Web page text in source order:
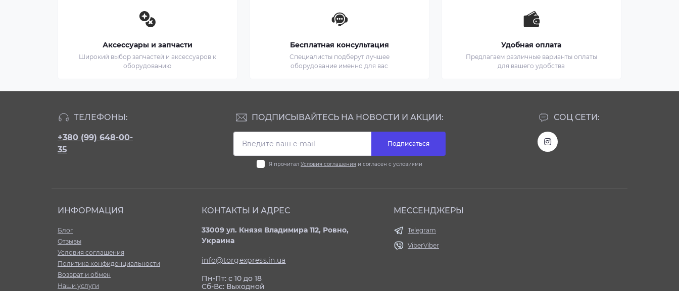
Аксессуары и запчасти
Широкий выбор запчастей и аксессуаров к
оборудованию
Бесплатная консультация
Специалисты подберут лучшее
оборудование именно для вас
Удобная оплата
Предлагаем различные варианты оплаты
для вашего удобства
ТЕЛЕФОНЫ:
+380 (99) 648-00-
35
СОЦ СЕТИ:
ПОДПИСЫВАЙТЕСЬ НА НОВОСТИ И АКЦИИ:
Подписаться
Я прочитал Условия соглашения и согласен с условиями
ИНФОРМАЦИЯ
Блог
Отзывы
Условия соглашения
Политика конфиденциальности
Возврат и обмен
Наши услуги
КОНТАКТЫ И АДРЕС
33009 ул. Князя Владимира 112, Ровно,
Украина
info@torgexpress.in.ua
Пн-Пт: с 10 до 18
Сб-Вс: Выходной
МЕССЕНДЖЕРЫ
Telegram
ViberViber